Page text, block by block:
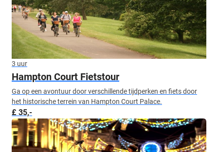
3 uur
Hampton Court Fietstour
Ga op een avontuur door verschillende tijdperken en fiets door
het historische terrein van Hampton Court Palace.
£ 35,-